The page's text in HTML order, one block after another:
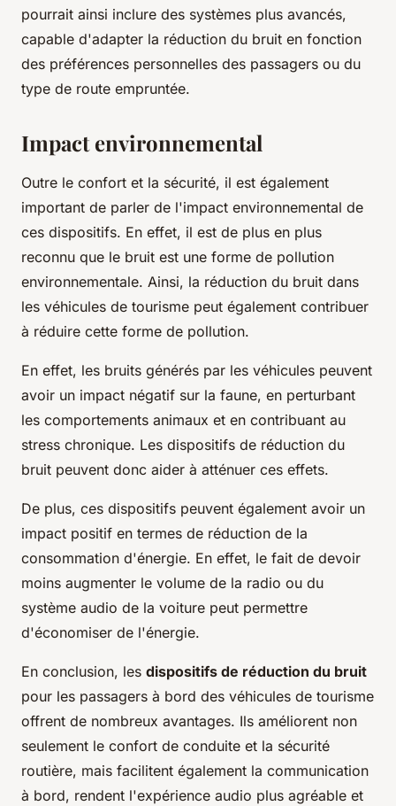
pourrait ainsi inclure des systèmes plus avancés,
capable d'adapter la réduction du bruit en fonction
des préférences personnelles des passagers ou du
type de route empruntée.
Impact environnemental
Outre le confort et la sécurité, il est également
important de parler de l'impact environnemental de
ces dispositifs. En effet, il est de plus en plus
reconnu que le bruit est une forme de pollution
environnementale. Ainsi, la réduction du bruit dans
les véhicules de tourisme peut également contribuer
à réduire cette forme de pollution.
En effet, les bruits générés par les véhicules peuvent
avoir un impact négatif sur la faune, en perturbant
les comportements animaux et en contribuant au
stress chronique. Les dispositifs de réduction du
bruit peuvent donc aider à atténuer ces effets.
De plus, ces dispositifs peuvent également avoir un
impact positif en termes de réduction de la
consommation d'énergie. En effet, le fait de devoir
moins augmenter le volume de la radio ou du
système audio de la voiture peut permettre
d'économiser de l'énergie.
En conclusion, les dispositifs de réduction du bruit
pour les passagers à bord des véhicules de tourisme
offrent de nombreux avantages. Ils améliorent non
seulement le confort de conduite et la sécurité
routière, mais facilitent également la communication
à bord, rendent l'expérience audio plus agréable et